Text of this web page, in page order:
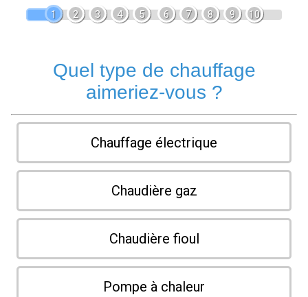
1 2 3 4 5 6 7 8 9 10
Quel type de chauffage
aimeriez-vous ?
Chauffage électrique
Chaudière gaz
Chaudière fioul
Pompe à chaleur